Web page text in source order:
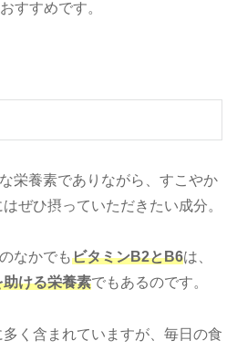
すすめです。
栄養素でありながら、すこやか
ぜひ摂っていただきたい成分。
なかでもビタミンB2とB6は、
ける栄養素でもあるのです。
く含まれていますが、毎日の食